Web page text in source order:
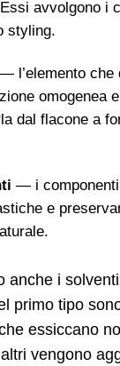
avvolgono i
styling.
— l’elemento che
omogenea
dal flacone a
— i
e
anche i solventi
primo tipo
essiccano
vengono